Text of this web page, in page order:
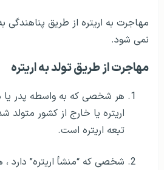
مهاجرت به اریتره از طریق
نمی شود.
مهاجرت از طریق تولد به اریتره
هر شخصی که به واسطه پدر یا
اریتره یا خارج از کشور متولد
تبعه اریتره است.
شخصی که “منشأ اریتره”